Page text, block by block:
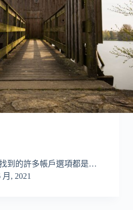
到的許多帳戶選項都是…
月, 2021